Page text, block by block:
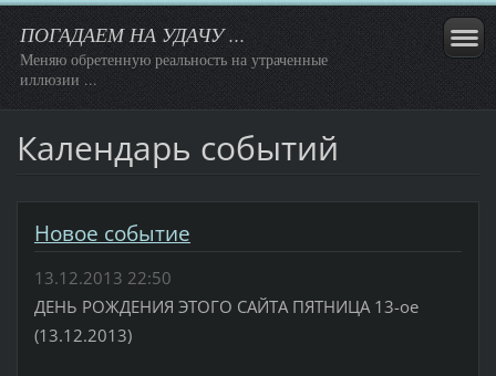
ПОГАДАЕМ НА УДАЧУ ...
Меняю обретенную реальность на утраченные
иллюзии ...
Календарь событий
Новое событие
13.12.2013 22:50
ДЕНЬ РОЖДЕНИЯ ЭТОГО САЙТА ПЯТНИЦА 13-ое
(13.12.2013)